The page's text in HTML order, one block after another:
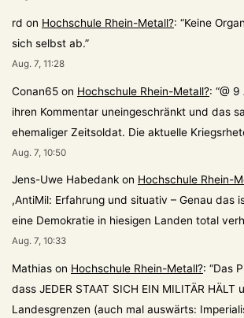
rd on Hochschule Rhein-Metall?: “Keine
sich selbst ab.”
Aug. 7, 11:28
Conan65 on Hochschule Rhein-Metall?: “@ 9
ihren Kommentar uneingeschränkt und das
ehemaliger Zeitsoldat. Die aktuelle
Aug. 7, 10:50
Jens-Uwe Habedank on Hochschule Rhein-
,AntiMil: Erfahrung und situativ – Genau das
eine Demokratie in hiesigen Landen total
Aug. 7, 10:33
Mathias on Hochschule Rhein-Metall?: “Das
dass JEDER STAAT SICH EIN MILITÄR HÄLT
Landesgrenzen (auch mal auswärts: